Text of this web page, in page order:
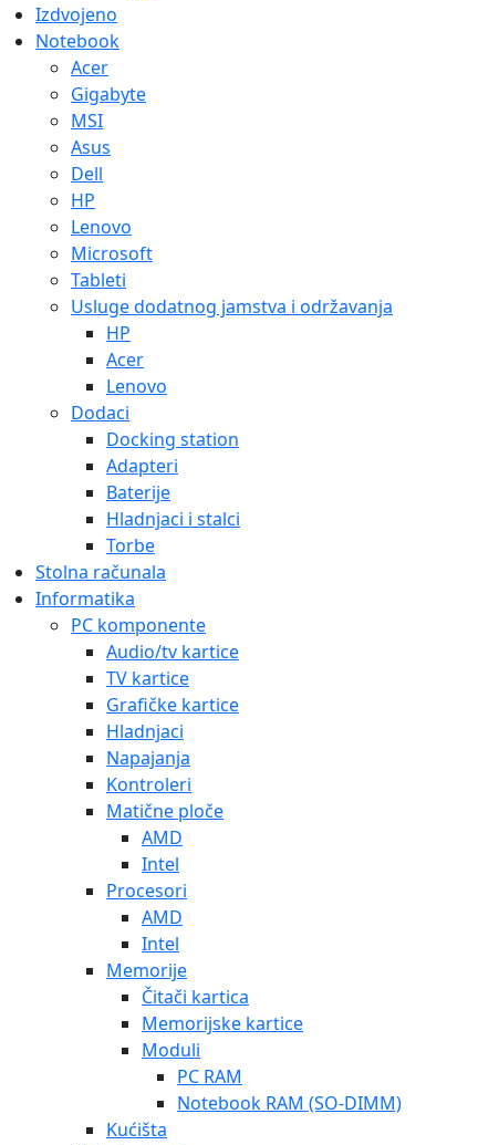
Izdvojeno
Notebook
Acer
Gigabyte
MSI
Asus
Dell
HP
Lenovo
Microsoft
Tableti
Usluge dodatnog jamstva i održavanja
HP
Acer
Lenovo
Dodaci
Docking station
Adapteri
Baterije
Hladnjaci i stalci
Torbe
Stolna računala
Informatika
PC komponente
Audio/tv kartice
TV kartice
Grafičke kartice
Hladnjaci
Napajanja
Kontroleri
Matične ploče
AMD
Intel
Procesori
AMD
Intel
Memorije
Čitači kartica
Memorijske kartice
Moduli
PC RAM
Notebook RAM (SO-DIMM)
Kućišta